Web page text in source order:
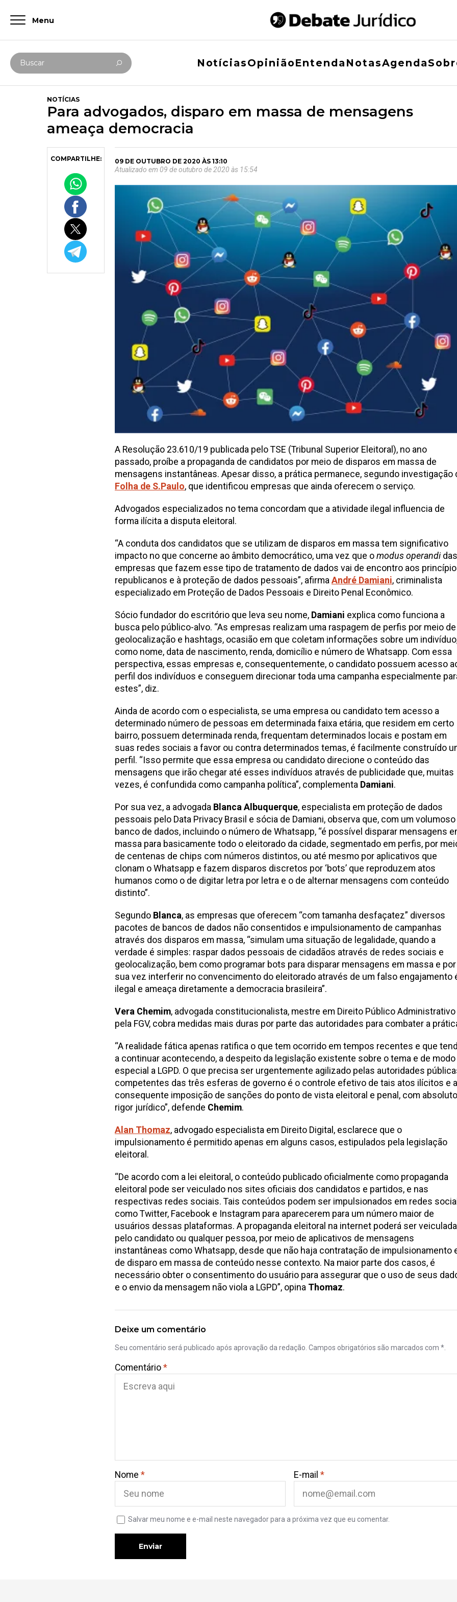
Menu
Digite abaixo sua busca
Buscar
NotíciasOpiniãoEntenda NotasAgenda
NOTÍCIAS
Para advogados, disparo em massa de mensagens
ameaça democracia
COMPARTILHE: 09 DE OUTUBRO DE 2020 ÀS 13:10
Atualizado em 09 de outubro de 2020 às 15:54
A Resolução 23.610/19 publicada pelo TSE (Tribunal Superior Eleitoral), no ano
passado, proíbe a propaganda de candidatos por meio de disparos em massa de
mensagens instantâneas. Apesar disso, a prática permanece, segundo investigação
Folha de S.Paulo, que identificou empresas que ainda oferecem o serviço.
Advogados especializados no tema concordam que a atividade ilegal influencia de
forma ilícita a disputa eleitoral.
“A conduta dos candidatos que se utilizam de disparos em massa tem significativo
impacto no que concerne ao âmbito democrático, uma vez que omodus operandidas
empresas que fazem esse tipo de tratamento de dados vai de encontro aos
republicanos e à proteção de dados pessoais”, afirma André Damiani, criminalista
especializado em Proteção de Dados Pessoais e Direito Penal Econômico.
Sócio fundador do escritório que leva seu nome, Damiani explica como funciona a
busca pelo público-alvo. “As empresas realizam uma raspagem de perfis por meio de
geolocalização e hashtags, ocasião em que coletam informações sobre um
como nome, data de nascimento, renda, domicílio e número de Whatsapp. Com essa
perspectiva, essas empresas e, consequentemente, o candidato possuem acesso
perfil dos indivíduos e conseguem direcionar toda uma campanha especialmente
estes”, diz.
Ainda de acordo com o especialista, se uma empresa ou candidato tem acesso a
determinado número de pessoas em determinada faixa etária, que residem em certo
bairro, possuem determinada renda, frequentam determinados locais e postam em
suas redes sociais a favor ou contra determinados temas, é facilmente construído
perfil. “Isso permite que essa empresa ou candidato direcione o conteúdo das
mensagens que irão chegar até esses indivíduos através de publicidade que, muitas
vezes, é confundida como campanha política”, complementa Damiani.
Por sua vez, a advogada Blanca Albuquerque, especialista em proteção de dados
pessoais pelo Data Privacy Brasil e sócia de Damiani, observa que, com um volumoso
banco de dados, incluindo o número de Whatsapp, “é possível disparar mensagens
massa para basicamente todo o eleitorado da cidade, segmentado em perfis, por
de centenas de chips com números distintos, ou até mesmo por aplicativos que
clonam o Whatsapp e fazem disparos discretos por ‘bots’ que reproduzem atos
humanos como o de digitar letra por letra e o de alternar mensagens com conteúdo
distinto”.
Segundo Blanca, as empresas que oferecem “com tamanha desfaçatez” diversos
pacotes de bancos de dados não consentidos e impulsionamento de campanhas
através dos disparos em massa, “simulam uma situação de legalidade, quando a
verdade é simples: raspar dados pessoais de cidadãos através de redes sociais e
geolocalização, bem como programar bots para disparar mensagens em massa e por
sua vez interferir no convencimento do eleitorado através de um falso engajamento
ilegal e ameaça diretamente a democracia brasileira”.
Vera Chemim, advogada constitucionalista, mestre em Direito Público Administrativo
pela FGV, cobra medidas mais duras por parte das autoridades para combater a
“A realidade fática apenas ratifica o que tem ocorrido em tempos recentes e que
a continuar acontecendo, a despeito da legislação existente sobre o tema e de modo
especial a LGPD. O que precisa ser urgentemente agilizado pelas autoridades
competentes das três esferas de governo é o controle efetivo de tais atos ilícitos e a
consequente imposição de sanções do ponto de vista eleitoral e penal, com absoluto
rigor jurídico”, defende Chemim.
Alan Thomaz, advogado especialista em Direito Digital, esclarece que o
impulsionamento é permitido apenas em alguns casos, estipulados pela legislação
eleitoral.
“De acordo com a lei eleitoral, o conteúdo publicado oficialmente como propaganda
eleitoral pode ser veiculado nos sites oficiais dos candidatos e partidos, e nas
respectivas redes sociais. Tais conteúdos podem ser impulsionados em redes
como Twitter, Facebook e Instagram para aparecerem para um número maior de
usuários dessas plataformas. A propaganda eleitoral na internet poderá ser veiculada
pelo candidato ou qualquer pessoa, por meio de aplicativos de mensagens
instantâneas como Whatsapp, desde que não haja contratação de impulsionamento
de disparo em massa de conteúdo nesse contexto. Na maior parte dos casos, é
necessário obter o consentimento do usuário para assegurar que o uso de seus
e o envio da mensagem não viola a LGPD”, opina Thomaz.
Deixe um comentário
Seu comentário será publicado após aprovação da redação. Campos obrigatórios são marcados com *.
Comentário*
Nome * E-mail*
Salvar meu nome e e-mail neste navegador para a próxima vez que eu comentar.
Enviar